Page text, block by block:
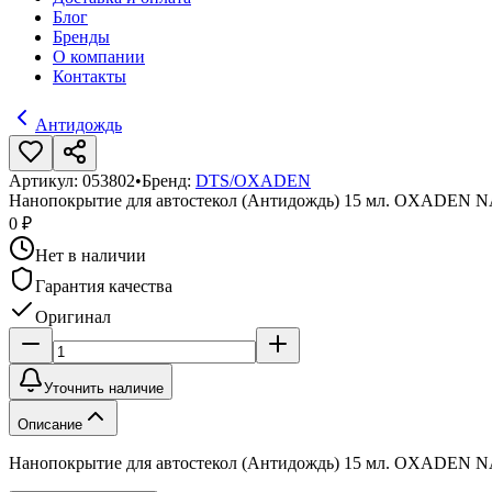
Блог
Бренды
О компании
Контакты
Антидождь
Артикул: 053802•Бренд: DTS/OXADEN
Нанопокрытие для автостекол (Антидождь) 15 мл. OXADEN
0 ₽
Нет в наличии
Гарантия качества
Оригинал
Уточнить наличие
Описание
Нанопокрытие для автостекол (Антидождь) 15 мл. OXADEN